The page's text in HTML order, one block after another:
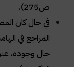
ص275)
.
في حال كان
المراجع في
حال وجوده،